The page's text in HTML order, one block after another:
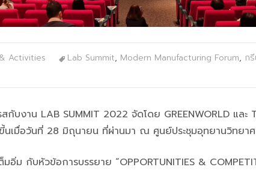
Activities Lab Summit, Modern Manufacturing Forum, ก
กับงาน LAB SUMMIT 2022 จัดโดย GREENWORLD แล
เมื่อวันที่ 28 มิถุนายน ที่ผ่านมา ณ ศูนย์ประชุมอุทยานวิทยาศ
มอิ่ม กับหัวข้อการบรรยาย “OPPORTUNITIES &